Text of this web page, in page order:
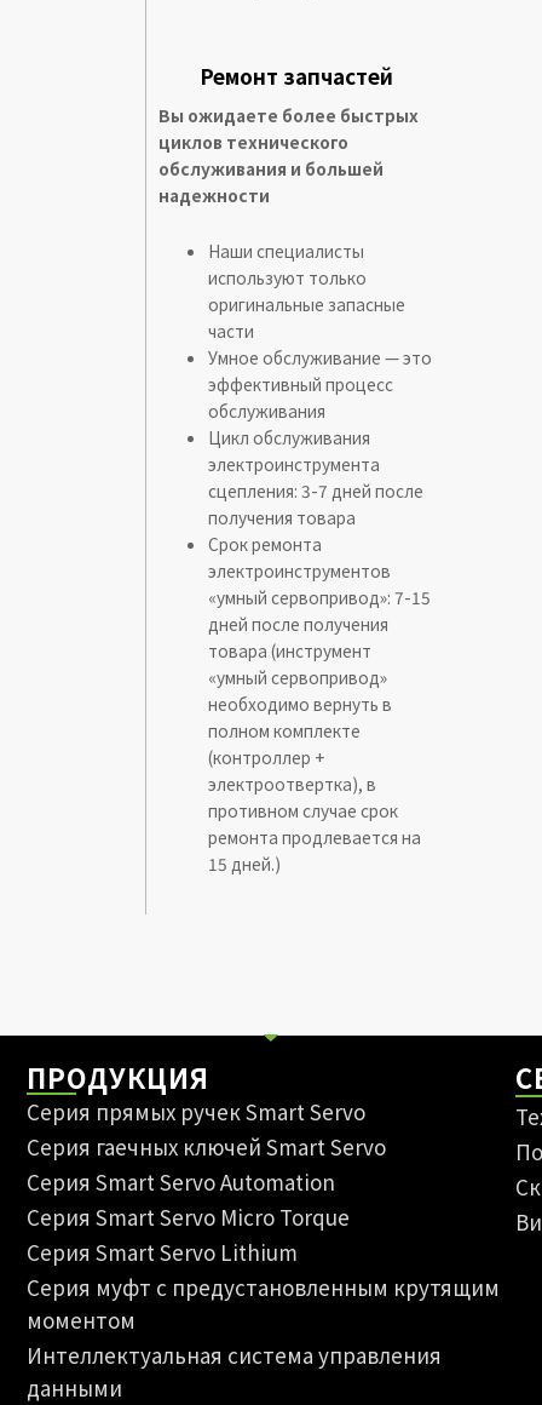
Ремонт запчастей
Вы ожидаете более быстрых
циклов технического
обслуживания и большей
надежности
Наши специалисты
используют только
оригинальные запасные
части
Умное обслуживание — это
эффективный процесс
обслуживания
Цикл обслуживания
электроинструмента
сцепления: 3-7 дней после
получения товара
Срок ремонта
электроинструментов
«умный сервопривод»: 7-15
дней после получения
товара (инструмент
«умный сервопривод»
необходимо вернуть в
полном комплекте
(контроллер +
электроотвертка), в
противном случае срок
ремонта продлевается на
15 дней.)
ПРОДУКЦИЯ
Серия прямых ручек Smart Servo
Серия гаечных ключей Smart Servo
Серия Smart Servo Automation
Серия Smart Servo Micro Torque
Серия Smart Servo Lithium
Серия муфт с предустановленным крутящим
моментом
Интеллектуальная система управления
данными